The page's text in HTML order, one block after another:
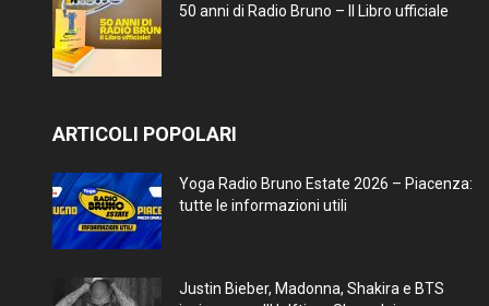
50 anni di Radio Bruno – Il Libro ufficiale
ARTICOLI POPOLARI
Yoga Radio Bruno Estate 2026 – Piacenza:
tutte le informazioni utili
Justin Bieber, Madonna, Shakira e BTS